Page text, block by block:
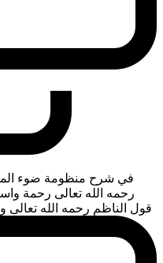
في شرح منظومة ضوء
رحمه الله تعالى رحمة
قول الناظم رحمه الله تعالى